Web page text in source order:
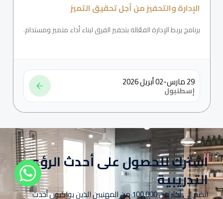
الإدارة والتحفيز من أجل تحقيق التميز
برنامج يربط الإدارة الفعّالة بتحفيز الفرق لبناء أداء متميز ومستدام.
29 مارس-02 أبريل 2026
إسطنبول
اشترك للحصول على أحدث الرؤى
التدريبية
انضم إلى أكثر من 100,000 من المهنيين الذين يواكبون أحدث